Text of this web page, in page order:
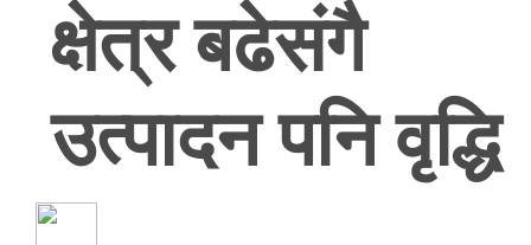
क्षेत्र बढेसंगै
उत्पादन पनि वृद्धि